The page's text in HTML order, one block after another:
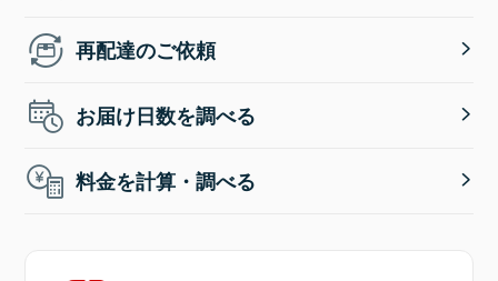
再配達のご依頼
お届け日数を調べる
料金を計算・調べる